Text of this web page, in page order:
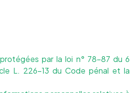
par la loi n° 78-87 du 6
L. 226-13 du Code pénal et la